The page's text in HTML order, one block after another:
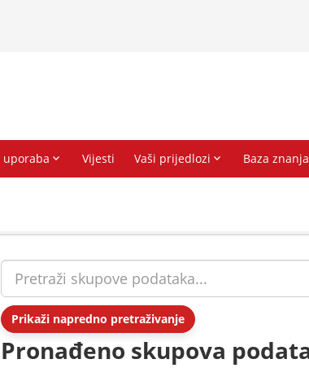
Prikaži napredno pretraživanje
Pronađeno skupova